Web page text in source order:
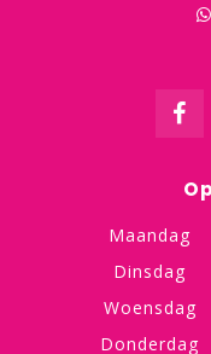
Maandag
Dinsdag
Woensdag
Donderdag